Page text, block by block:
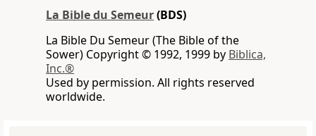
La Bible du Semeur(BDS)
La Bible Du Semeur (The Bible of the
Sower) Copyright © 1992, 1999 by Biblica,
Inc.®
Used by permission. All rights reserved
worldwide.